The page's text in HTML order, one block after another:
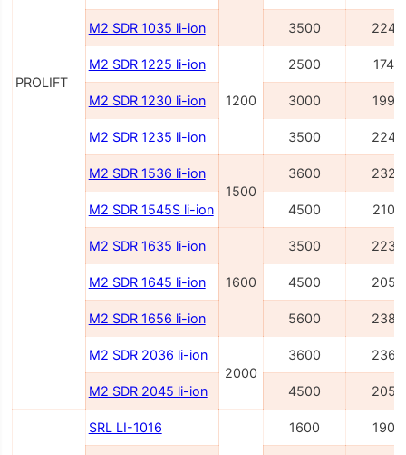
PROLIFT
M2 SDR 1035 li-ion 3500 2245
M2 SDR 1225 li-ion
1200
2500 1745
M2 SDR 1230 li-ion 3000 1995
M2 SDR 1235 li-ion 3500 2245
M2 SDR 1536 li-ion
1500
3600 2327
M2 SDR 1545S li-ion 4500 2100
M2 SDR 1635 li-ion
1600
3500 2236
M2 SDR 1645 li-ion 4500 2054
M2 SDR 1656 li-ion 5600 2386
M2 SDR 2036 li-ion
2000
3600 2362
M2 SDR 2045 li-ion 4500 2054
SRL LI-1016 1600 1900